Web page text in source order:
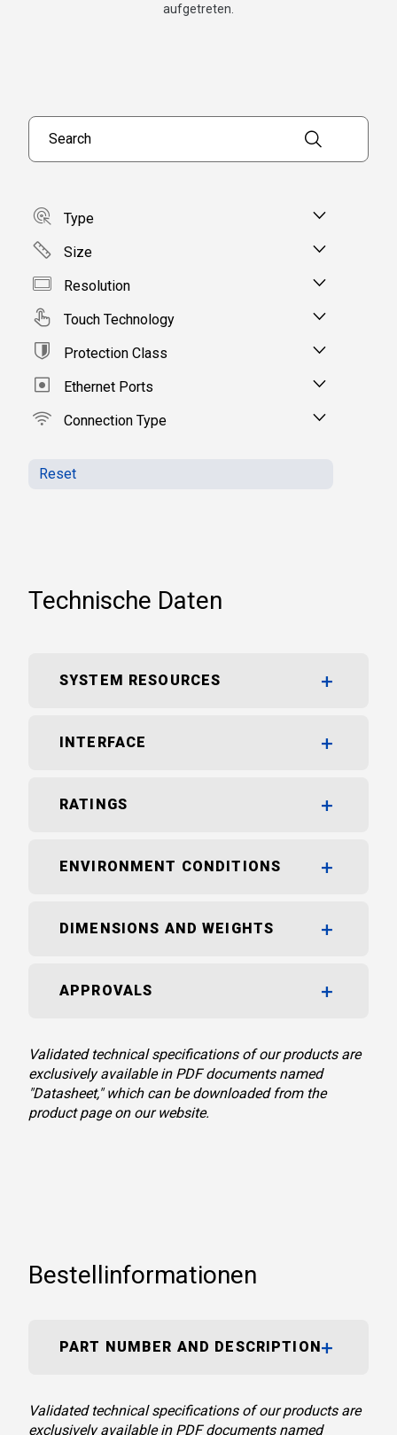
Search products
Type
Size
Resolution
Touch Technology
Protection Class
Ethernet Ports
Connection Type
Reset
aufgetreten.
Technische Daten
SYSTEM RESOURCES
INTERFACE
RATINGS
ENVIRONMENT CONDITIONS
DIMENSIONS AND WEIGHTS
APPROVALS
Validated technical specifications of our products are
exclusively available in PDF documents named
"Datasheet," which can be downloaded from the
product page on our website.
Bestellinformationen
PART NUMBER AND DESCRIPTION
Validated technical specifications of our products are
exclusively available in PDF documents named